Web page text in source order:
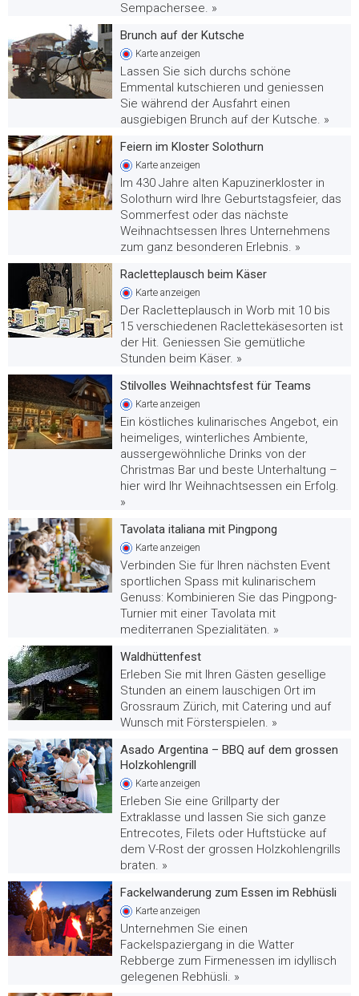
Sempachersee. »
Brunch auf der Kutsche
Karte anzeigen
Lassen Sie sich durchs schöne
Emmental kutschieren und geniessen
Sie während der Ausfahrt einen
ausgiebigen Brunch auf der Kutsche. »
Feiern im Kloster Solothurn
Karte anzeigen
Im 430 Jahre alten Kapuzinerkloster in
Solothurn wird Ihre Geburtstagsfeier, das
Sommerfest oder das nächste
Weihnachtsessen Ihres Unternehmens
zum ganz besonderen Erlebnis. »
Racletteplausch beim Käser
Karte anzeigen
Der Racletteplausch in Worb mit 10 bis
15 verschiedenen Raclettekäsesorten ist
der Hit. Geniessen Sie gemütliche
Stunden beim Käser. »
Stilvolles Weihnachtsfest für Teams
Karte anzeigen
Ein köstliches kulinarisches Angebot, ein
heimeliges, winterliches Ambiente,
aussergewöhnliche Drinks von der
Christmas Bar und beste Unterhaltung –
hier wird Ihr Weihnachtsessen ein Erfolg.
»
Tavolata italiana mit Pingpong
Karte anzeigen
Verbinden Sie für Ihren nächsten Event
sportlichen Spass mit kulinarischem
Genuss: Kombinieren Sie das Pingpong-
Turnier mit einer Tavolata mit
mediterranen Spezialitäten. »
Waldhüttenfest
Erleben Sie mit Ihren Gästen gesellige
Stunden an einem lauschigen Ort im
Grossraum Zürich, mit Catering und auf
Wunsch mit Försterspielen. »
Asado Argentina – BBQ auf dem grossen
Holzkohlengrill
Karte anzeigen
Erleben Sie eine Grillparty der
Extraklasse und lassen Sie sich ganze
Entrecotes, Filets oder Huftstücke auf
dem V-Rost der grossen Holzkohlengrills
braten. »
Fackelwanderung zum Essen im Rebhüsli
Karte anzeigen
Unternehmen Sie einen
Fackelspaziergang in die Watter
Rebberge zum Firmenessen im idyllisch
gelegenen Rebhüsli. »